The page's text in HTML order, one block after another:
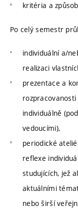
kritéria a
Po celý semestr
individuální a/
realizaci
prezentace a
individuálně
vedoucími),
periodické
reflexe
studujících, jež
aktuálními
nebo širší